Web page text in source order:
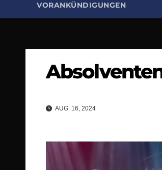
VORANKÜNDIGUNGEN
AUG. 16, 2024